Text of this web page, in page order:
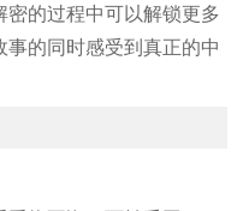
的过程中可以解锁更多
的同时感受到真正的中